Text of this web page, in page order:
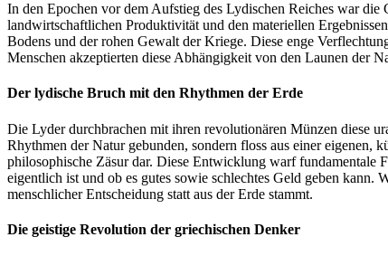
In den Epochen vor dem Aufstieg des Lydischen Reiches war
landwirtschaftlichen Produktivität und den materiellen
Bodens und der rohen Gewalt der Kriege. Diese enge
Menschen akzeptierten diese Abhängigkeit von den Launen der
Der lydische Bruch mit den Rhythmen der Erde
Die Lyder durchbrachen mit ihren revolutionären Münzen diese
Rhythmen der Natur gebunden, sondern floss aus einer
philosophische Zäsur dar. Diese Entwicklung warf fundamentale
eigentlich ist und ob es gutes sowie schlechtes Geld geben
menschlicher Entscheidung statt aus der Erde stammt.
Die geistige Revolution der griechischen Denker